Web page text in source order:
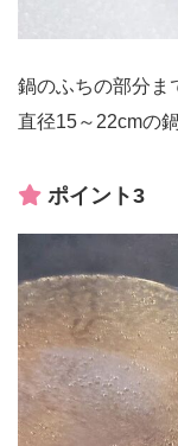
鍋のふちの部分ま
直径15～22cmの
ポイント3